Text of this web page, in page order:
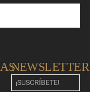
NEWSLETTER